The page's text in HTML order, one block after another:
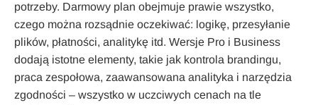
potrzeby. Darmowy plan obejmuje prawie wszystko,
czego można rozsądnie oczekiwać: logikę, przesyłanie
plików, płatności, analitykę itd. Wersje Pro i Business
dodają istotne elementy, takie jak kontrola brandingu,
praca zespołowa, zaawansowana analityka i narzędzia
zgodności – wszystko w uczciwych cenach na tle